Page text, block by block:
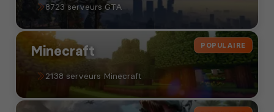
8723 serveurs GTA
POPULAIRE
Minecraft
2138 serveurs Minecraft